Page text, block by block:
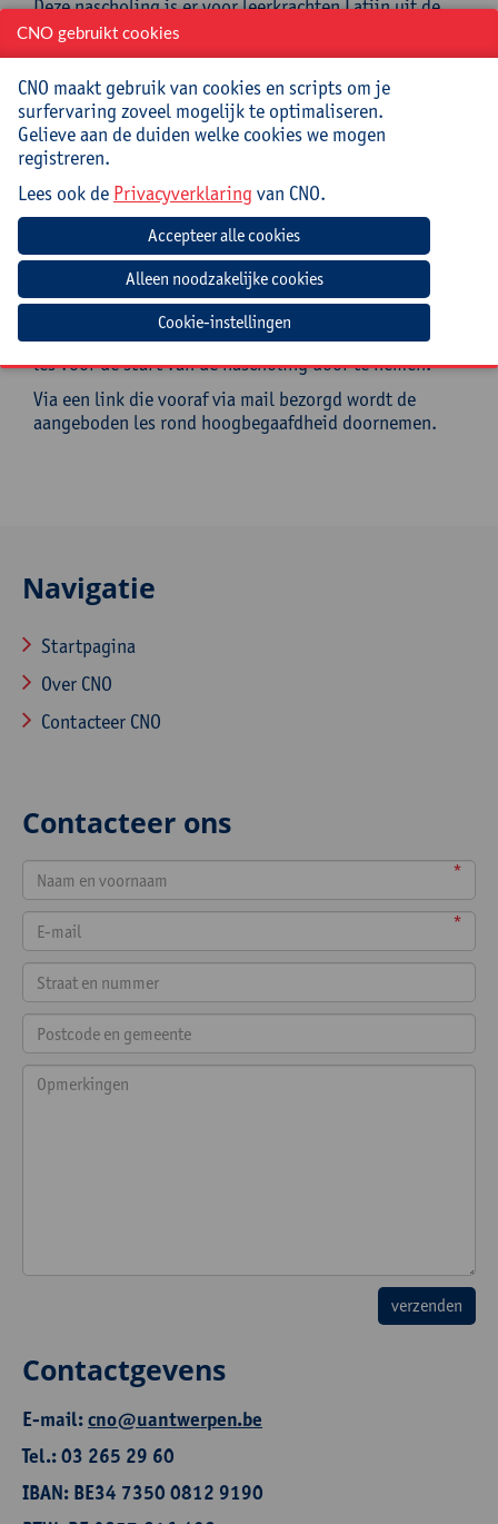
Deze nascholing is er voor leerkrachten Latijn uit de
1ste, 2de en 3de graad secundair onderwijs
Mee te brengen door cursist
Graag eigen (opgeladen) laptop, gebruikt lesmateriaal
in de klas en werkboek Latijn meebrengen.
Verwachte voorbereiding door
deelnemer
Om deze nascholing optimaal te benutten, krijg je
voordien toegang tot een les rond hoogbegaafdheid
onder de vorm van een leesdocument en een filmpje
(max. 30 min.). Er wordt gevraagd de inhoud van deze
les voor de start van de nascholing door te nemen.
Via een link die vooraf via mail bezorgd wordt de
aangeboden les rond hoogbegaafdheid doornemen.
Navigatie
Startpagina
Over CNO
Contacteer CNO
Contacteer ons
*
*
Contactgevens
E-mail:cno@uantwerpen.be
Tel.: 03 265 29 60
IBAN: BE34 7350 0812 9190
CNO gebruikt cookies
CNO maakt gebruik van cookies en scripts om je
surfervaring zoveel mogelijk te optimaliseren.
Gelieve aan de duiden welke cookies we mogen
registreren.
Lees ook de Privacyverklaring van CNO.
Cookie-instellingen